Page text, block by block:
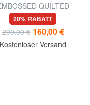
QUILTED
Handtasche mit
Schulterriemen
20% RABATT
200,00 € 160,00 €
Kostenloser Versand